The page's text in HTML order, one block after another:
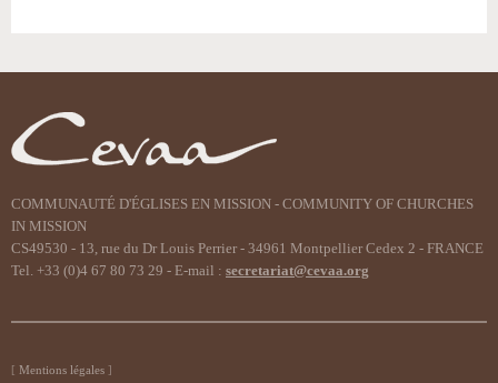
COMMUNAUTÉ D'ÉGLISES EN MISSION - COMMUNITY OF CHURCHES
IN MISSION
CS49530 - 13, rue du Dr Louis Perrier - 34961 Montpellier Cedex 2 - FRANCE
Tel. +33 (0)4 67 80 73 29 - E-mail : secretariat@cevaa.org
Mentions légales